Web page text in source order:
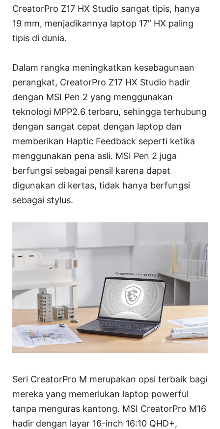
CreatorPro Z17 HX Studio sangat tipis, hanya
19 mm, menjadikannya laptop 17” HX paling
tipis di dunia.
Dalam rangka meningkatkan kesebagunaan
perangkat, CreatorPro Z17 HX Studio hadir
dengan MSI Pen 2 yang menggunakan
teknologi MPP2.6 terbaru, sehingga terhubung
dengan sangat cepat dengan laptop dan
memberikan Haptic Feedback seperti ketika
menggunakan pena asli. MSI Pen 2 juga
berfungsi sebagai pensil karena dapat
digunakan di kertas, tidak hanya berfungsi
sebagai stylus.
Seri CreatorPro M merupakan opsi terbaik bagi
mereka yang memerlukan laptop powerful
tanpa menguras kantong. MSI CreatorPro M16
hadir dengan layar 16-inch 16:10 QHD+,